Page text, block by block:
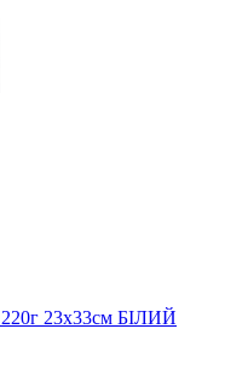
23х33см БІЛИЙ